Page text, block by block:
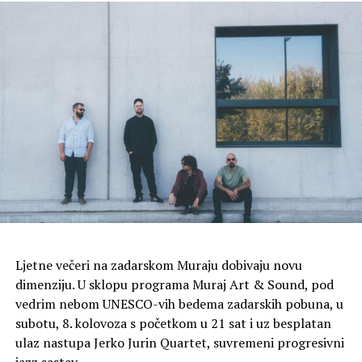
kombinaciji s finalnim sezonskim popustima, garancija
su fenomenalne kupovine. Uživajte u shopping ulovima i
osvježenju u omiljenim kafićima i restoranima centra.
Kako biste se što bolje pripremili, unaprijed provjerite i
cjelokupnu listu popusta koja se nalazi na web stranici
centra. (https://www.supernova-zadar.hr/super-
Ljetne večeri na zadarskom Muraju dobivaju novu
dimenziju. U sklopu programa Muraj Art & Sound, pod
vedrim nebom UNESCO-vih bedema zadarskih pobuna, u
subotu, 8. kolovoza s početkom u 21 sat i uz besplatan
ulaz nastupa Jerko Jurin Quartet, suvremeni progresivni